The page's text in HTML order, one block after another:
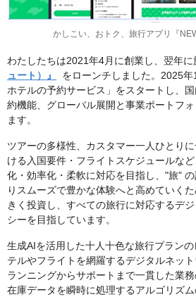
かしこい、おトク、旅行アプリ『
わたしたちは2021年4月に創業し、翌年に
ュート）』
をローンチしました。2025年
ホテルの予約サービス」をスタートし、
約機能、グローバル展開と事業ポートフ
ます。
ツアーの多様性、カスタマー一人ひとり
ける入国要件・フライトスケジュールな
化・効率化・柔軟に対応を目指し、"旅"
りスムーズで豊かな体験へと高めていく
きく投資し、すべての旅行に対応するデ
シーを目指しています。
生成AIを活用した十人十色な旅行プラン
テルやフライトを網羅するデジタルネッ
ランニングからサポートまで一貫した業務
在庫データを瞬時に処理するアルゴリズ